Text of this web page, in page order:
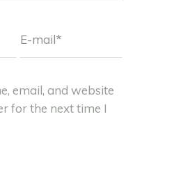
email, and website
for the next time I